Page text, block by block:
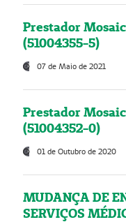
Prestador
(51004355-5)
07 de Maio de 2021
Prestador
(51004352-0)
01 de Outubro de 2020
MUDANÇA DE
SERVIÇOS